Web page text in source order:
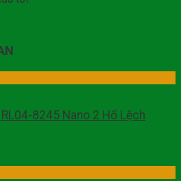
8245 Nano 2 Hố Lệch